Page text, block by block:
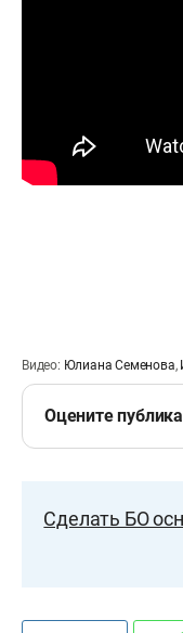
Видео: Юлиана Семенова,
Оцените
Сделать БО